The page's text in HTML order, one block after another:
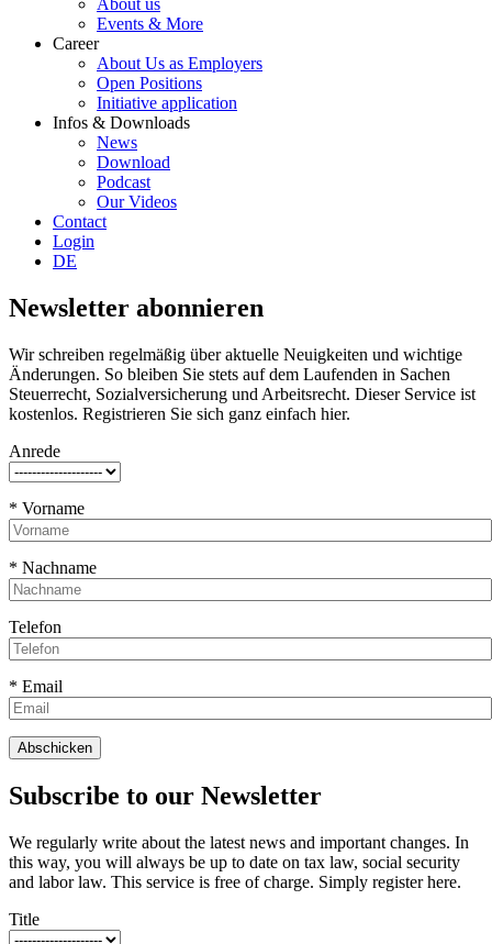
Events & More
Career
About Us as Employers
Open Positions
Initiative application
Infos & Downloads
News
Download
Podcast
Our Videos
Contact
Login
DE
Newsletter abonnieren
Wir schreiben regelmäßig über aktuelle Neuigkeiten und wichtige
Änderungen. So bleiben Sie stets auf dem Laufenden in Sachen
Steuerrecht, Sozialversicherung und Arbeitsrecht. Dieser Service ist
kostenlos. Registrieren Sie sich ganz einfach hier.
Anrede
* Vorname
* Nachname
Telefon
* Email
Subscribe to our Newsletter
We regularly write about the latest news and important changes. In
this way, you will always be up to date on tax law, social security
and labor law. This service is free of charge. Simply register here.
Title